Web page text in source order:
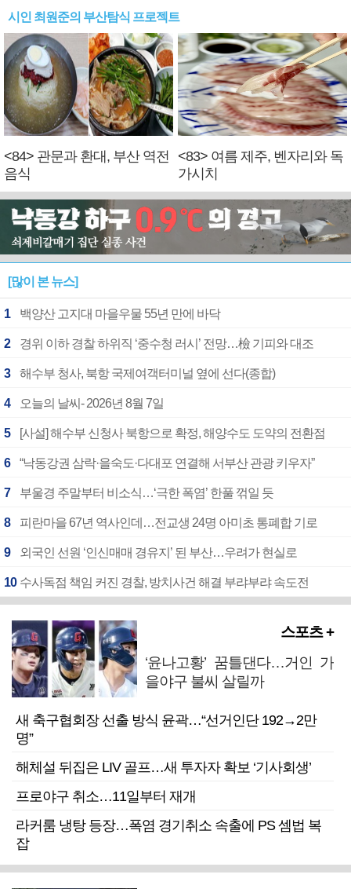
시인 최원준의 부산탐식 프로젝트
<84> 관문과 환대, 부산 역전
음식
<83> 여름 제주, 벤자리와 독
가시치
[많이 본 뉴스]
1 백양산 고지대 마을우물 55년 만에 바닥
2 경위 이하 경찰 하위직 ‘중수청 러시’ 전망…檢 기피와 대조
3 해수부 청사, 북항 국제여객터미널 옆에 선다(종합)
4 오늘의 날씨- 2026년 8월 7일
5 [사설] 해수부 신청사 북항으로 확정, 해양수도 도약의 전환점
6 “낙동강권 삼락·을숙도·다대포 연결해 서부산 관광 키우자”
7 부울경 주말부터 비소식…‘극한 폭염’ 한풀 꺾일 듯
8 피란마을 67년 역사인데…전교생 24명 아미초 통폐합 기로
9 외국인 선원 ‘인신매매 경유지’ 된 부산…우려가 현실로
10 수사독점 책임 커진 경찰, 방치사건 해결 부랴부랴 속도전
스포츠 +
‘윤나고황’ 꿈틀댄다…거인 가
을야구 불씨 살릴까
새 축구협회장 선출 방식 윤곽…“선거인단 192→2만
명”
해체설 뒤집은 LIV 골프…새 투자자 확보 ‘기사회생’
프로야구 취소…11일부터 재개
라커룸 냉탕 등장…폭염 경기취소 속출에 PS 셈법 복
잡